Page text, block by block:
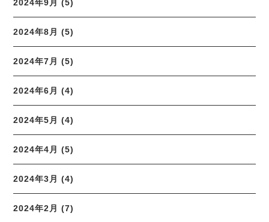
2024年9月 (5)
2024年8月 (5)
2024年7月 (5)
2024年6月 (4)
2024年5月 (4)
2024年4月 (5)
2024年3月 (4)
2024年2月 (7)